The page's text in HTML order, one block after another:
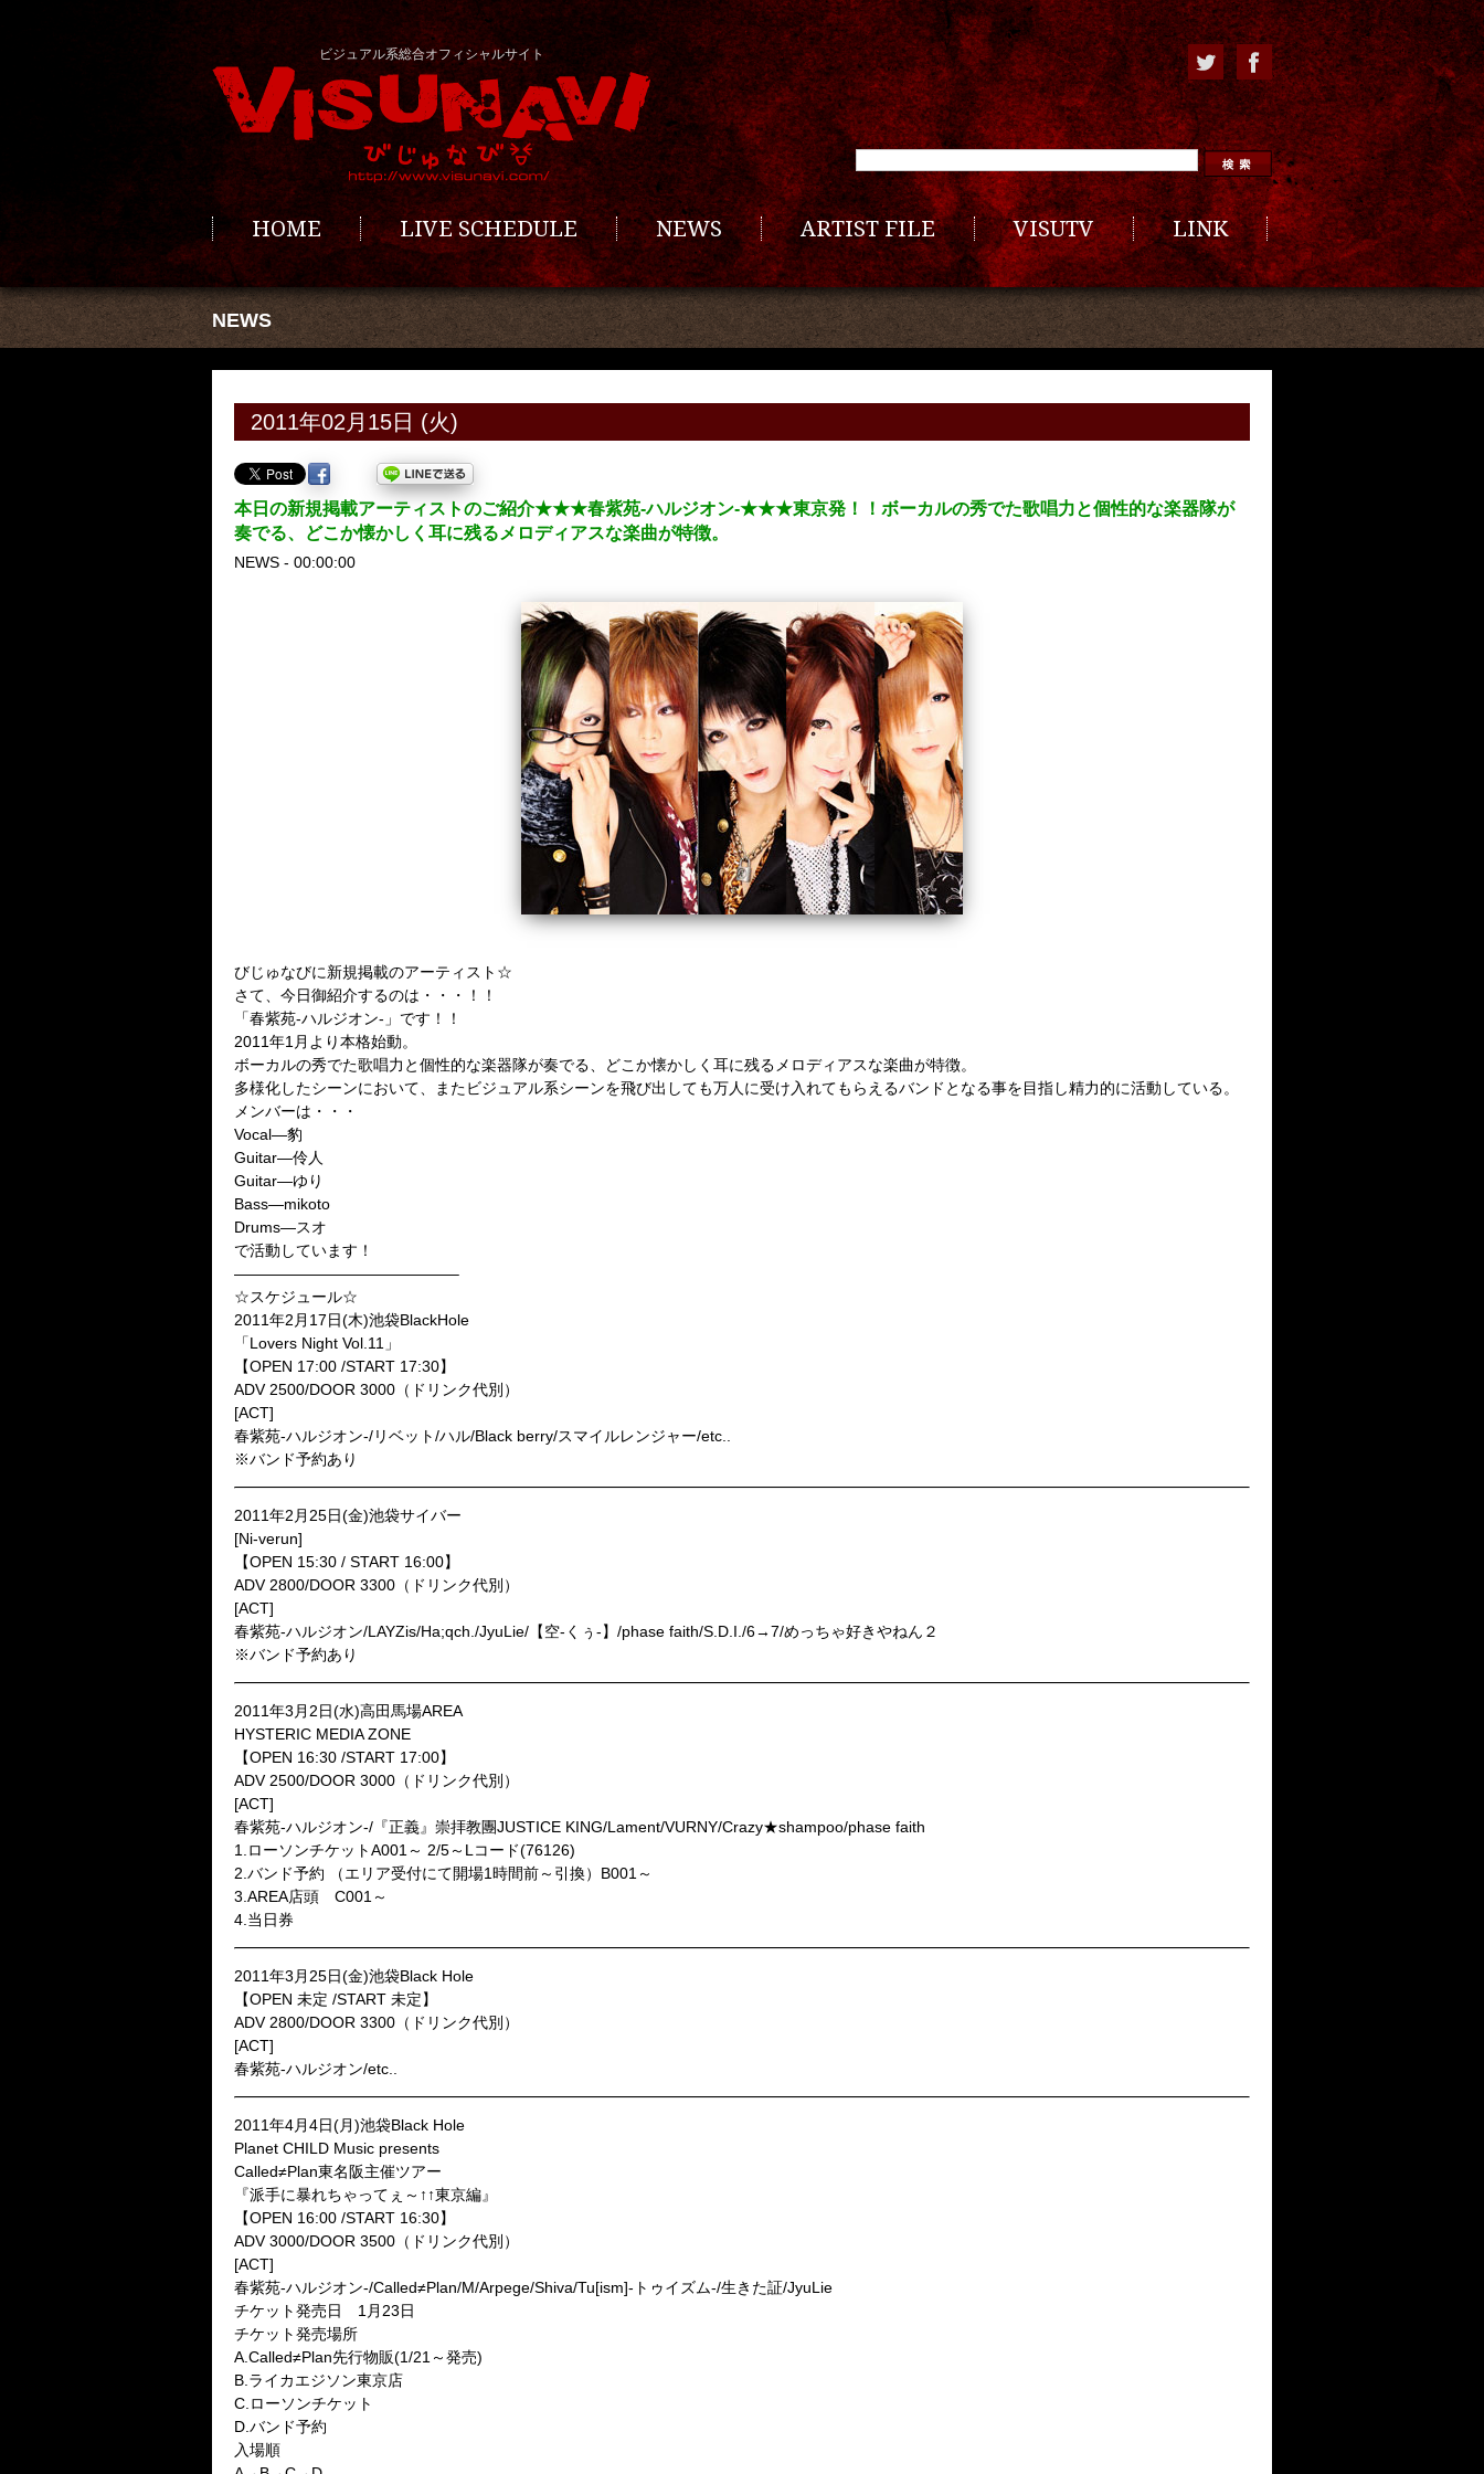
ビジュアル系総合オフィシャルサイト
HOME LIVE SCHEDULE NEWS ARTIST FILE VISUTV LINK
NEWS
2011年02月15日 (火)
本日の新規掲載アーティストのご紹介★★★春紫苑-ハルジオン-★★★東京発！！ボーカルの秀でた歌唱力と個性的な楽器隊が
奏でる、どこか懐かしく耳に残るメロディアスな楽曲が特徴。
NEWS - 00:00:00
びじゅなびに新規掲載のアーティスト☆
さて、今日御紹介するのは・・・！！
「春紫苑-ハルジオン-」 です！！
2011年1月より本格始動。
ボーカルの秀でた歌唱力と個性的な楽器隊が奏でる、どこか懐かしく耳に残るメロディアスな楽曲が特徴。
多様化したシーンにおいて、またビジュアル系シーンを飛び出しても万人に受け入れてもらえるバンドとなる事を目指し精力的に活動している。
メンバーは・・・
Vocal—豹
Guitar—伶人
Guitar—ゆり
Bass—mikoto
Drums—スオ
で活動しています！
——————————————–
☆スケジュール☆
2011年2月17日(木)池袋BlackHole
「Lovers Night Vol.11」
【OPEN 17:00 /START 17:30】
ADV 2500/DOOR 3000（ドリンク代別）
[ACT]
春紫苑-ハルジオン-/リベット/ハル/Black berry/スマイルレンジャー/etc..
※バンド予約あり
2011年2月25日(金)池袋サイバー
[Ni-verun]
【OPEN 15:30 / START 16:00】
ADV 2800/DOOR 3300（ドリンク代別）
[ACT]
春紫苑-ハルジオン/LAYZis/Ha;qch./JyuLie/【空-くぅ-】/phase faith/S.D.I./6→7/めっちゃ好きやねん２
※バンド予約あり
2011年3月2日(水)高田馬場AREA
HYSTERIC MEDIA ZONE
【OPEN 16:30 /START 17:00】
ADV 2500/DOOR 3000（ドリンク代別）
[ACT]
春紫苑-ハルジオン-/『正義』崇拝教團JUSTICE KING/Lament/VURNY/Crazy★shampoo/phase faith
1.ローソンチケットA001～ 2/5～Lコード(76126)
2.バンド予約 （エリア受付にて開場1時間前～引換）B001～
3.AREA店頭 C001～
4.当日券
2011年3月25日(金)池袋Black Hole
【OPEN 未定 /START 未定】
ADV 2800/DOOR 3300（ドリンク代別）
[ACT]
春紫苑-ハルジオン/etc..
2011年4月4日(月)池袋Black Hole
Planet CHILD Music presents
Called≠Plan東名阪主催ツアー
『派手に暴れちゃってぇ～↑↑東京編』
【OPEN 16:00 /START 16:30】
ADV 3000/DOOR 3500（ドリンク代別）
[ACT]
春紫苑-ハルジオン-/Called≠Plan/M/Arpege/Shiva/Tu[ism]-トゥイズム-/生きた証/JyuLie
チケット発売日 1月23日
チケット発売場所
A.Called≠Plan先行物販(1/21～発売)
B.ライカエジソン東京店
C.ローソンチケット
D.バンド予約
入場順